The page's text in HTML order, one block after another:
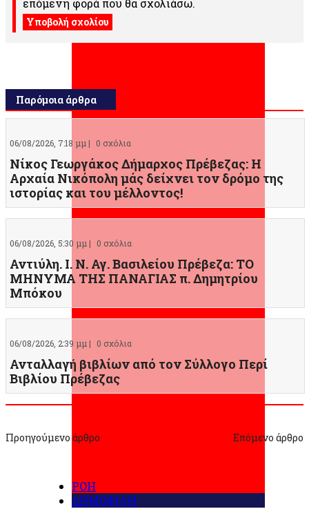
επόμενη φορά που θα σχολιάσω.
Παρόμοια άρθρα
06/08/2026, 7:18 μμ | 0 σχόλια
Νίκος Γεωργάκος Δήμαρχος Πρέβεζας: Η
Αρχαία Νικόπολη μάς δείχνει τον δρόμο της
ιστορίας και του μέλλοντος!
06/08/2026, 5:30 μμ | 0 σχόλια
Αντιύλη. Ι. Ν. Αγ. Βασιλείου Πρέβεζα: ΤΟ
ΜΗΝΥΜΑ ΤΗΣ ΠΑΝΑΓΙΑΣ π. Δημητρίου
Μπόκου
06/08/2026, 2:39 μμ | 0 σχόλια
Ανταλλαγή βιβλίων από τον Σύλλογο Περί
Βιβλίου Πρέβεζας
Προηγούμενο άρθρο Επόμενο άρθρο
ΡΟΗ
ΔΗΜΟΦΙΛΗ